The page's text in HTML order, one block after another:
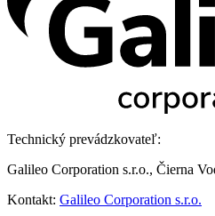
Technický prevádzkovateľ:
Galileo Corporation s.r.o., Čierna
Kontakt: Galileo Corporation s.r.o.